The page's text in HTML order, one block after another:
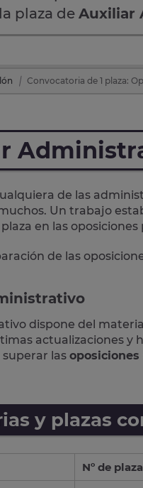
plaza de Auxiliar
Convocatoria de 1 plaza:
de las
Un trabajo
en las
de las
dispone del
actualizaciones y
las
y plazas
Nº de